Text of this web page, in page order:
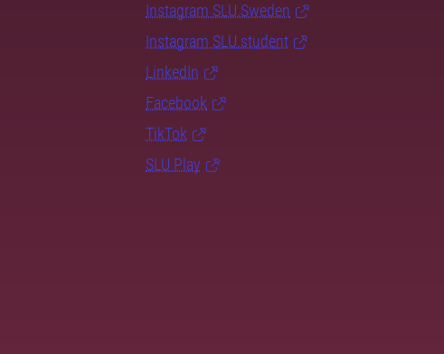
Instagram SLU.Sweden
Instagram SLU.student
LinkedIn
Facebook
TikTok
SLU Play